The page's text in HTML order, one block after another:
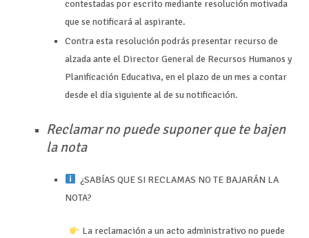
contestadas por escrito mediante resolución motivada
que se notificará al aspirante.
Contra esta resolución podrás presentar recurso de
alzada ante el Director General de Recursos Humanos y
Planificación Educativa, en el plazo de un mes a contar
desde el día siguiente al de su notificación.
Reclamar no puede suponer que te bajen
la nota
¿SABÍAS QUE SI RECLAMAS NO TE BAJARÁN LA
NOTA?
La reclamación a un acto administrativo no puede